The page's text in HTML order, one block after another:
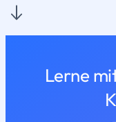
Lerne